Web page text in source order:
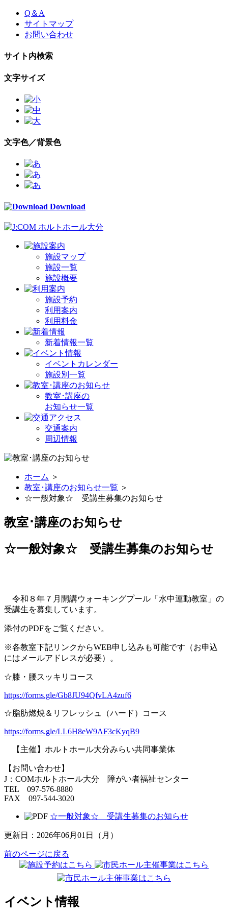
Skip
content
Q＆A
サイトマップ
お問い合わせ
サイト内検索
文字サイズ
文字色／背景色
Download
施設マップ
施設一覧
施設概要
施設予約
利用案内
利用料金
新着情報一覧
イベントカレンダー
施設別一覧
教室･講座の
お知らせ一覧
交通案内
周辺情報
ホーム ＞
教室･講座のお知らせ一覧 ＞
☆一般対象☆ 受講生募集のお知らせ
教室･講座のお知らせ
☆一般対象☆ 受講生募集のお知らせ
令和８年７月開講ウォーキングプール「水中運動教室」の
受講生を募集しています。
添付のPDFをご覧ください。
※各教室下記リンクからWEB申し込みも可能です（お申込
にはメールアドレスが必要）。
☆膝・腰スッキリコース
https://forms.gle/Gb8JU94QfvLA4zuf6
☆脂肪燃焼＆リフレッシュ（ハード）コース
https://forms.gle/LL6H8eW9AF3cKyqB9
【主催】ホルトホール大分みらい共同事業体
【お問い合わせ】
J：COMホルトホール大分 障がい者福祉センター
TEL 097-576-8880
FAX 097-544-3020
☆一般対象☆ 受講生募集のお知らせ
更新日：2026年06月01日（月）
前のページに戻る
イベント情報